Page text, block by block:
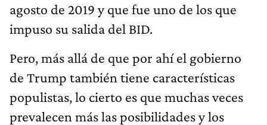
agosto de 2019 y que fue uno de los que
impuso su salida del BID.
Pero, más allá de que por ahí el gobierno
de Trump también tiene características
populistas, lo cierto es que muchas veces
prevalecen más las posibilidades y los